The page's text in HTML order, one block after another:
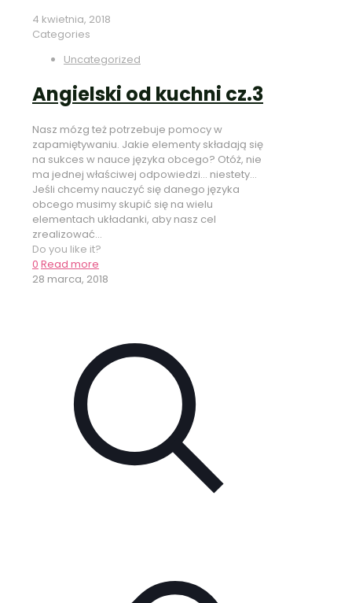
4 kwietnia, 2018
Categories
Uncategorized
Angielski od kuchni cz.3
Nasz mózg też potrzebuje pomocy w
zapamiętywaniu. Jakie elementy składają się
na sukces w nauce języka obcego? Otóż, nie
ma jednej właściwej odpowiedzi… niestety…
Jeśli chcemy nauczyć się danego języka
obcego musimy skupić się na wielu
elementach układanki, aby nasz cel
zrealizować...
Do you like it?
0 Read more
28 marca, 2018